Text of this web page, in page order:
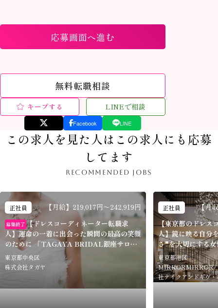
応募画面へ進む
無料転職相談
キープする LINEで相談
Facebook LINE
この求人を見た人はこの求人にも応募
してます
RECOMMENDED JOBS
正社員 【月給】219,017円～242,919円
募集終了 【ドレスコーディネーター転職求
人】運命の一着に出会った瞬間の最高の笑顔
のために 「TAGAYA BRIDAL銀座サロ
ン」
東京都中央区
株式会社タガヤ
正社員
【月
【東京都のドレス
人】鏡に映る自分
さ❞を大切にする
東京都港区
MIRRORMIRROR/
社テイクアンドギヴ